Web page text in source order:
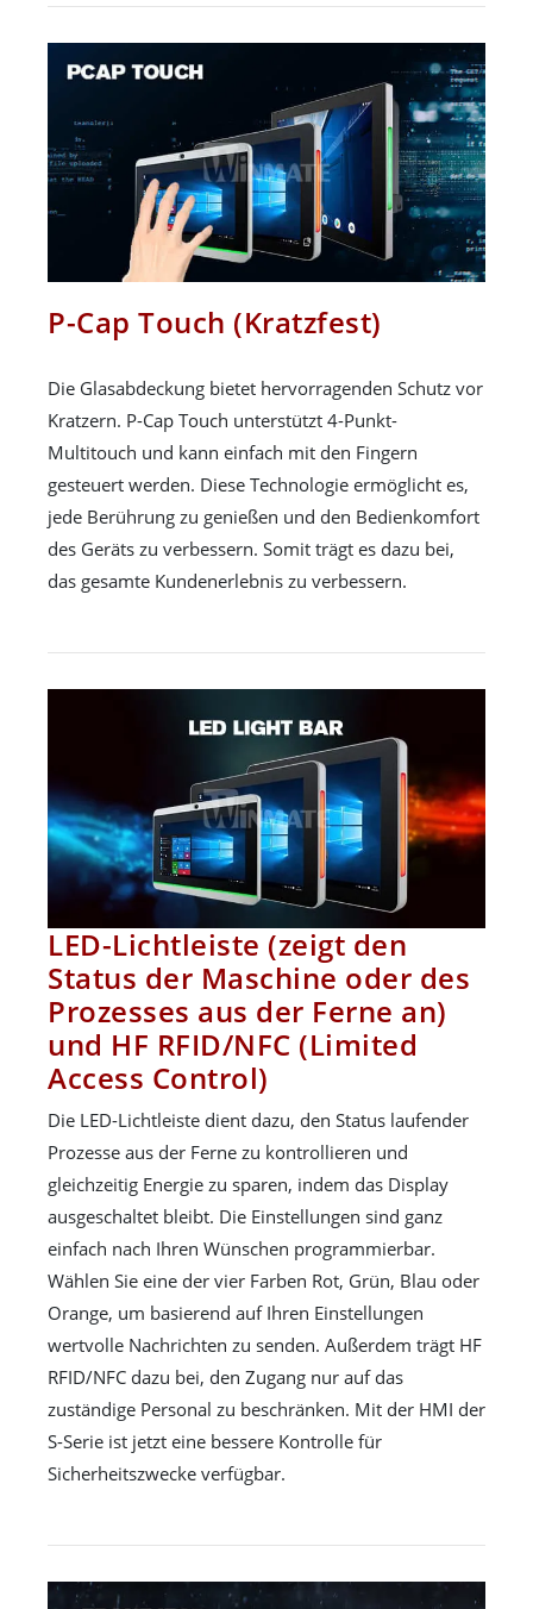
P-Cap Touch (Kratzfest)
Die Glasabdeckung bietet hervorragenden Schutz vor
Kratzern. P-Cap Touch unterstützt 4-Punkt-
Multitouch und kann einfach mit den Fingern
gesteuert werden. Diese Technologie ermöglicht es,
jede Berührung zu genießen und den Bedienkomfort
des Geräts zu verbessern. Somit trägt es dazu bei,
das gesamte Kundenerlebnis zu verbessern.
LED-Lichtleiste (zeigt den
Status der Maschine oder des
Prozesses aus der Ferne an)
und HF RFID/NFC (Limited
Access Control)
Die LED-Lichtleiste dient dazu, den Status laufender
Prozesse aus der Ferne zu kontrollieren und
gleichzeitig Energie zu sparen, indem das Display
ausgeschaltet bleibt. Die Einstellungen sind ganz
einfach nach Ihren Wünschen programmierbar.
Wählen Sie eine der vier Farben Rot, Grün, Blau oder
Orange, um basierend auf Ihren Einstellungen
wertvolle Nachrichten zu senden. Außerdem trägt HF
RFID/NFC dazu bei, den Zugang nur auf das
zuständige Personal zu beschränken. Mit der HMI der
S-Serie ist jetzt eine bessere Kontrolle für
Sicherheitszwecke verfügbar.